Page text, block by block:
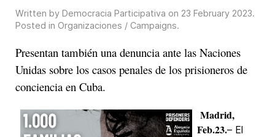
Written by Democracia Participativa on 23 February 2023.
Posted in Organizaciones / Campaigns.
Presentan también una denuncia ante las Naciones
Unidas sobre los casos penales de los prisioneros de
conciencia en Cuba.
Madrid,
Feb.23.– El